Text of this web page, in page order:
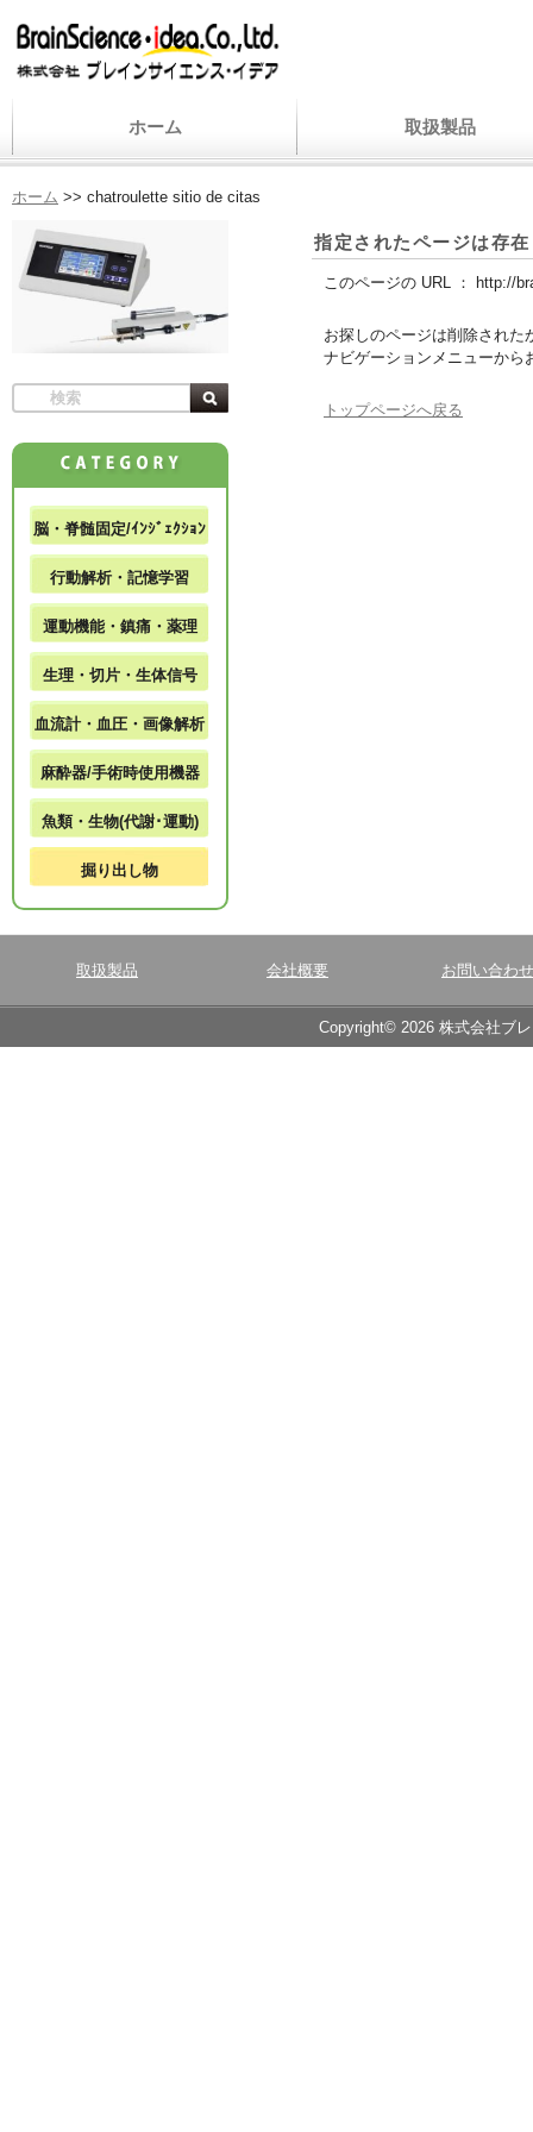
ホーム 取扱製品
ホーム >> chatroulette sitio de citas
指定されたページは存
このページの URL ： http://
お探しのページは削除された
ナビゲーションメニューから
トップページへ戻る
脳・脊髄固定/ｲﾝｼﾞｪｸｼｮﾝ
行動解析・記憶学習
運動機能・鎮痛・薬理
生理・切片・生体信号
血流計・血圧・画像解析
麻酔器/手術時使用機器
魚類・生物(代謝･運動)
掘り出し物
取扱製品 会社概要 お問い合わせ
Copyright© 2026 株式会社ブ